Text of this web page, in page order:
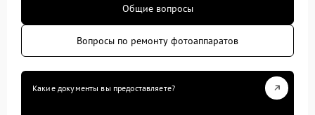
Общие вопросы
Вопросы по ремонту фотоаппаратов
Какие документы вы предоставляете?